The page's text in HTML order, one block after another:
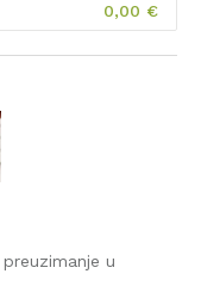
0,00 €
u